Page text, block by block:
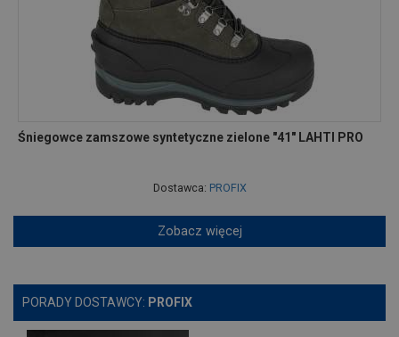
Śniegowce zamszowe syntetyczne zielone "41" LAHTI PRO
Dostawca: PROFIX
Zobacz więcej
PORADY DOSTAWCY: PROFIX